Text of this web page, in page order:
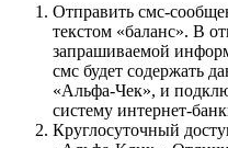
Отправить смс-
текстом «баланс». В
запрашиваемой
смс будет содержать
«Альфа-Чек», и
систему интернет-
Круглосуточный